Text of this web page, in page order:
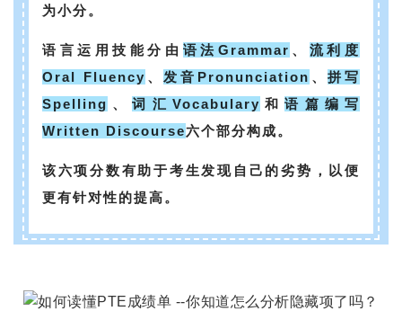
为小分。
语言运用技能分由 语法Grammar 、 流利度
Oral Fluency 、 发音Pronunciation 、拼写
Spelling 、词汇Vocabulary 和语篇编写
Written Discourse六个部分构成。
该六项分数有助于考生发现自己的劣势，以便
更有针对性的提高。